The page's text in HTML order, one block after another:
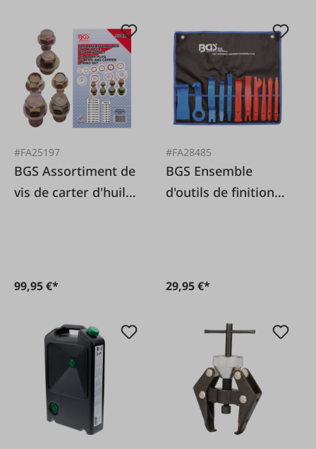
#FA25197
BGS Assortiment de
vis de carter d'huile
99,95 €*
#FA28485
BGS Ensemble
d'outils de finition
29,95 €*